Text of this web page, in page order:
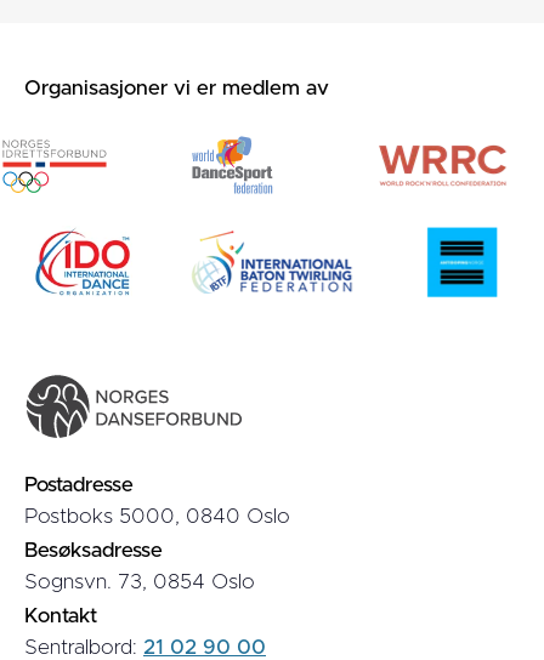
Organisasjoner vi er medlem av
Postadresse
Postboks 5000, 0840 Oslo
Besøksadresse
Sognsvn. 73, 0854 Oslo
Kontakt
Sentralbord: 21 02 90 00